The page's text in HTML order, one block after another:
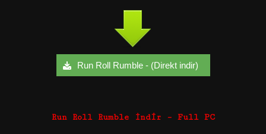
Run Roll Rumble - (Direkt indir)
Run Roll Rumble İndir – Full PC